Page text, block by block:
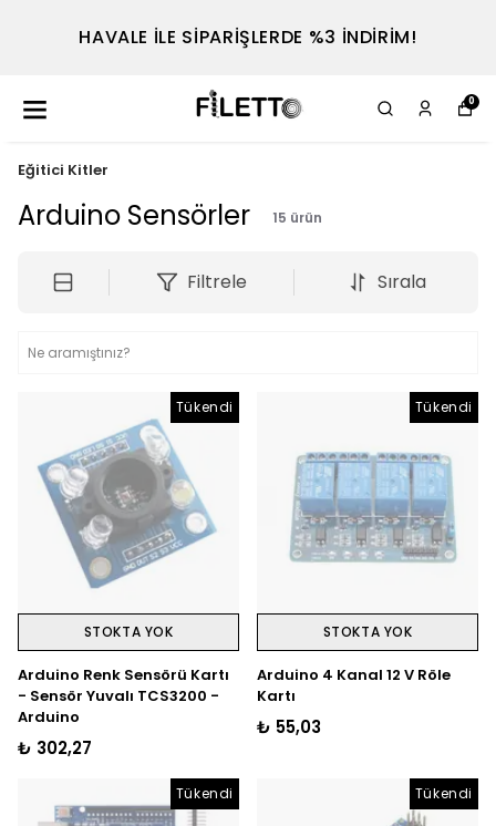
TEL : 0530 614 7698
0
Eğitici Kitler
Arduino Sensörler 15 ürün
Filtrele Sırala
Tükendi
STOKTA YOK
Arduino Renk Sensörü Kartı
- Sensör Yuvalı TCS3200 -
Arduino
₺ 302,27
Tükendi
STOKTA YOK
Arduino 4 Kanal 12 V Röle
Kartı
₺ 55,03
Tükendi Tükendi